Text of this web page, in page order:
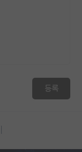
등록